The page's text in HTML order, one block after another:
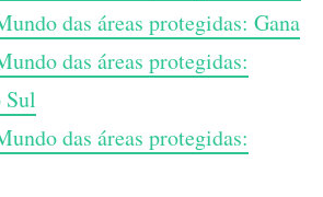
das áreas protegidas: Gana
das áreas protegidas:
Sul
das áreas protegidas: